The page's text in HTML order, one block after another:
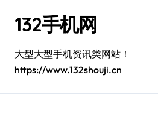
132手机网
大型大型手机资讯类网站！
https://www.132shouji.cn